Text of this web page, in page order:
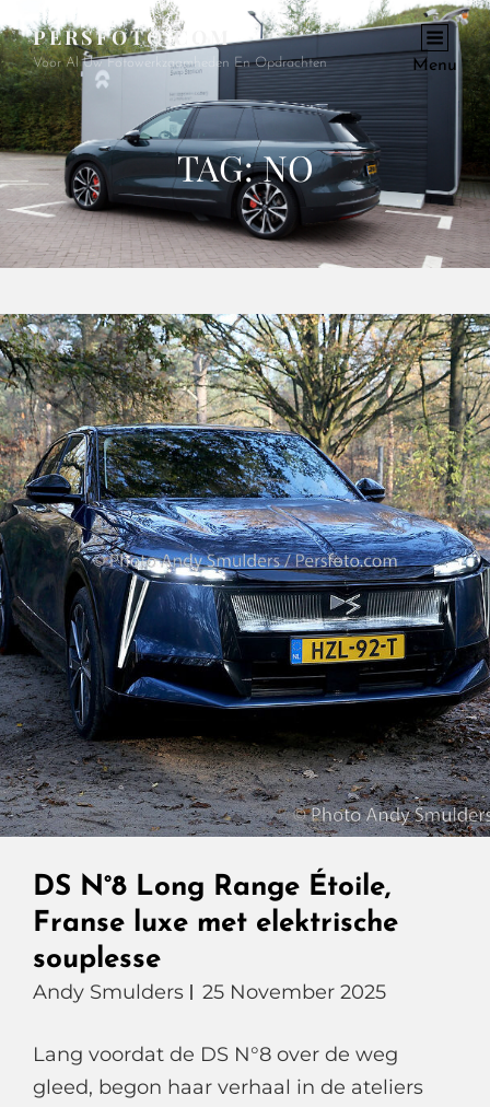
PERSFOTO.COM
Voor Al Uw Fotowerkzaamheden En Opdrachten Menu
TAG:NO
DS N°8 Long Range Étoile,
Franse luxe met elektrische
souplesse
Andy Smulders 25 November 2025
Lang voordat de DS N°8 over de weg
gleed, begon haar verhaal in de ateliers